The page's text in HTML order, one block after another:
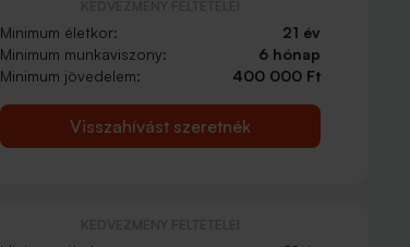
Minimum életkor:
21 év
Minimum munkaviszony:
6 hónap
Minimum jövedelem:
400 000 Ft
Visszahívást szeretnék